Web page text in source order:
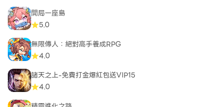
開局一座島
5.0
無限傳人：絕對高手養成RPG
4.0
諸天之上-免費打金爆紅包送VIP15
4.0